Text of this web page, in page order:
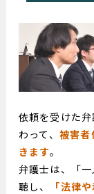
依頼を受けた
わって、 被害者
きます。
弁護士は、「
聴し、
「法律